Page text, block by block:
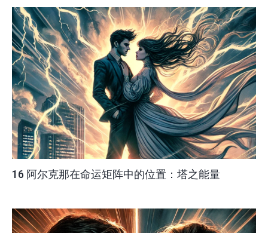
16 阿尔克那在命运矩阵中的位置：塔之能量